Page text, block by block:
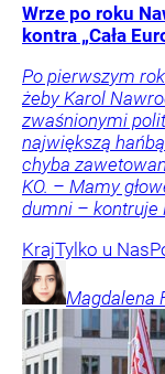
Wrze po roku
kontra „Cała
Po pierwszym
żeby Karol
zwaśnionymi
największą
chyba
KO. – Mamy
dumni – kontruje
KrajTylko u Nas
Magdalena